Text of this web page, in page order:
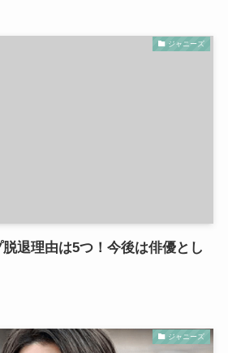
ジャニーズ
退理由は5つ！今後は俳優とし
ジャニーズ